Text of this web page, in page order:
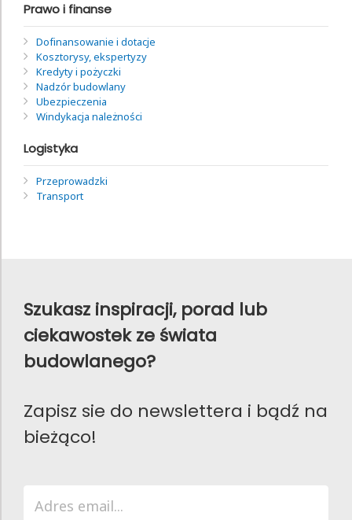
Prawo i finanse
Dofinansowanie i dotacje
Kosztorysy, ekspertyzy
Kredyty i pożyczki
Nadzór budowlany
Ubezpieczenia
Windykacja należności
Logistyka
Przeprowadzki
Transport
Szukasz inspiracji, porad lub
ciekawostek ze świata
budowlanego?
Zapisz sie do newslettera i bądź na
bieżąco!